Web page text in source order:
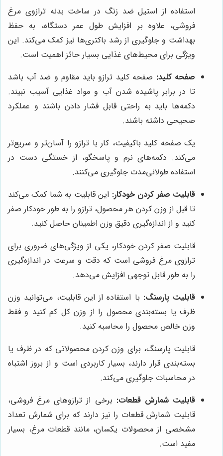
استفاده از استیل ضد زنگ در ساخت بدنه ترازوی مرغ
فروشی، علاوه بر افزایش طول عمر دستگاه، به حفظ
بهداشت و جلوگیری از رشد باکتری‌ها نیز کمک می‌کند. این
ویژگی برای محیط‌های غذایی بسیار حائز اهمیت است.
صفحه کلید: صفحه کلید ترازو باید مقاوم و ضد آب باشد
تا در برابر پاشیده شدن آب و مواد غذایی آسیب نبیند.
دکمه‌ها باید به راحتی قابل فشار دادن باشند و عملکرد
صحیحی داشته باشند.
یک صفحه کلید باکیفیت، کار با ترازو را آسان‌تر و سریع‌تر
می‌کند. دکمه‌های نرم و پاسخگو، از خستگی دست در
استفاده طولانی‌مدت جلوگیری می‌کنند.
قابلیت صفر کردن خودکار: این قابلیت به شما کمک می‌کند
تا قبل از وزن کردن هر محصول، ترازو را به طور خودکار صفر
کنید و از اندازه‌گیری دقیق وزن اطمینان حاصل کنید.
قابلیت صفر کردن خودکار، یکی از ویژگی‌های ضروری برای
ترازوی مرغ فروشی است که دقت و سرعت در اندازه‌گیری
را به طور قابل توجهی افزایش می‌دهد.
قابلیت پارسنگ: با استفاده از این قابلیت، می‌توانید وزن
ظرف یا بسته‌بندی محصول را از وزن کل کم کنید و فقط
وزن خالص محصول را محاسبه کنید.
قابلیت پارسنگ، برای وزن کردن محصولاتی که در ظرف یا
بسته‌بندی قرار دارند، بسیار کاربردی است و از بروز اشتباه
در محاسبات جلوگیری می‌کند.
قابلیت شمارش قطعات: برخی از ترازوهای مرغ فروشی،
قابلیت شمارش قطعات را نیز دارند که برای شمارش تعداد
مشخصی از محصولات یکسان، مانند قطعات مرغ، بسیار
مفید است.